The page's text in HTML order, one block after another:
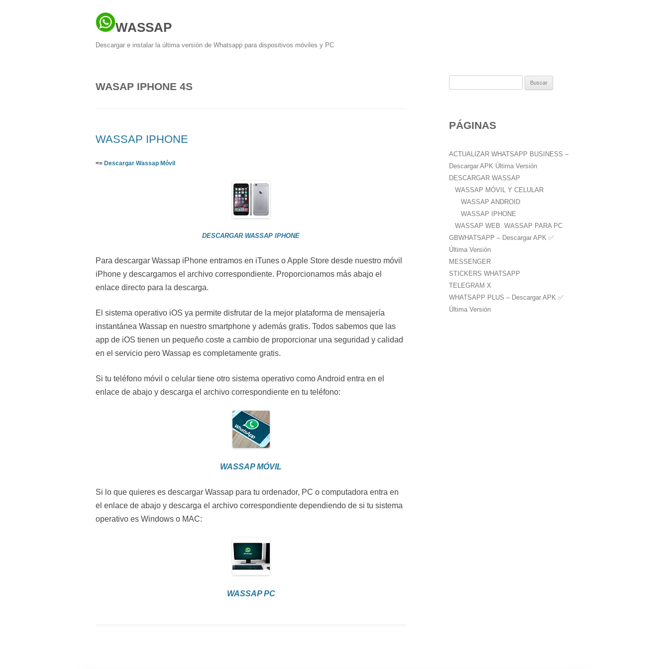
WASSAP
Descargar e instalar la última versión de Whatsapp para dispositivos móviles y PC
WASAP IPHONE 4S
WASSAP IPHONE
<= Descargar Wassap Móvil
DESCARGAR WASSAP IPHONE
Para descargar Wassap iPhone entramos en iTunes o Apple Store desde nuestro móvil
iPhone y descargamos el archivo correspondiente. Proporcionamos más abajo el
enlace directo para la descarga.
El sistema operativo iOS ya permite disfrutar de la mejor plataforma de mensajería
instantánea Wassap en nuestro smartphone y además gratis. Todos sabemos que las
app de iOS tienen un pequeño coste a cambio de proporcionar una seguridad y calidad
en el servicio pero Wassap es completamente gratis.
Si tu teléfono móvil o celular tiene otro sistema operativo como Android entra en el
enlace de abajo y descarga el archivo correspondiente en tu teléfono:
WASSAP MÓVIL
Si lo que quieres es descargar Wassap para tu ordenador, PC o computadora entra en
el enlace de abajo y descarga el archivo correspondiente dependiendo de si tu sistema
operativo es Windows o MAC:
WASSAP PC
a
:
PÁGINAS
ACTUALIZAR WHATSAPP BUSINESS –
Descargar APK Última Versión
DESCARGAR WASSAP
WASSAP MÓVIL Y CELULAR
WASSAP ANDROID
WASSAP IPHONE
WASSAP WEB. WASSAP PARA PC
GBWHATSAPP – Descargar APK ✅️
Última Versión
MESSENGER
STICKERS WHATSAPP
TELEGRAM X
WHATSAPP PLUS – Descargar APK ✅️
Última Versión